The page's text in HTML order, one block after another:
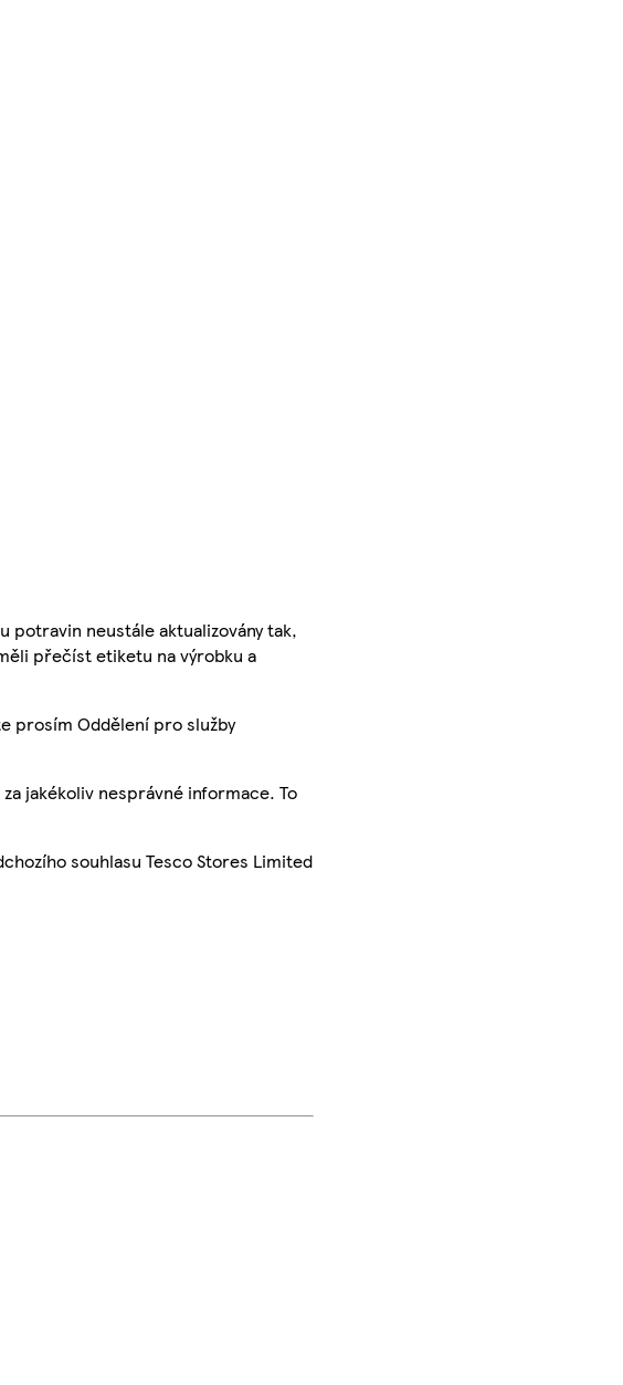
potravin neustále aktualizovány tak,
přečíst etiketu na výrobku a
prosím Oddělení pro služby
jakékoliv nesprávné informace. To
souhlasu Tesco Stores Limited